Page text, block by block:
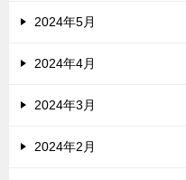
2024年5月
2024年4月
2024年3月
2024年2月